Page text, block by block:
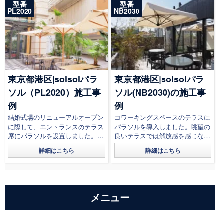
型番
PL2020
東京都港区|solsolパラ
ソル（PL2020）施工事
例
結婚式場のリニューアルオープン
に際して、エントランスのテラス
席にパラソルを設置しました。
ナチュラルな木製のデザインで...
詳細はこちら
型番
NB2030
東京都港区|solsolパラ
ソル(NB2030)の施工事
例
コワーキングスペースのテラスに
パラソルを導入しました。眺望の
良いテラスでは解放感を感じなが
ら仕事をしたり、併設されている
カフェラウン...詳細はこちら
メニュー